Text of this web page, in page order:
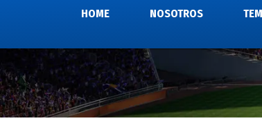
HOME NOSOTROS